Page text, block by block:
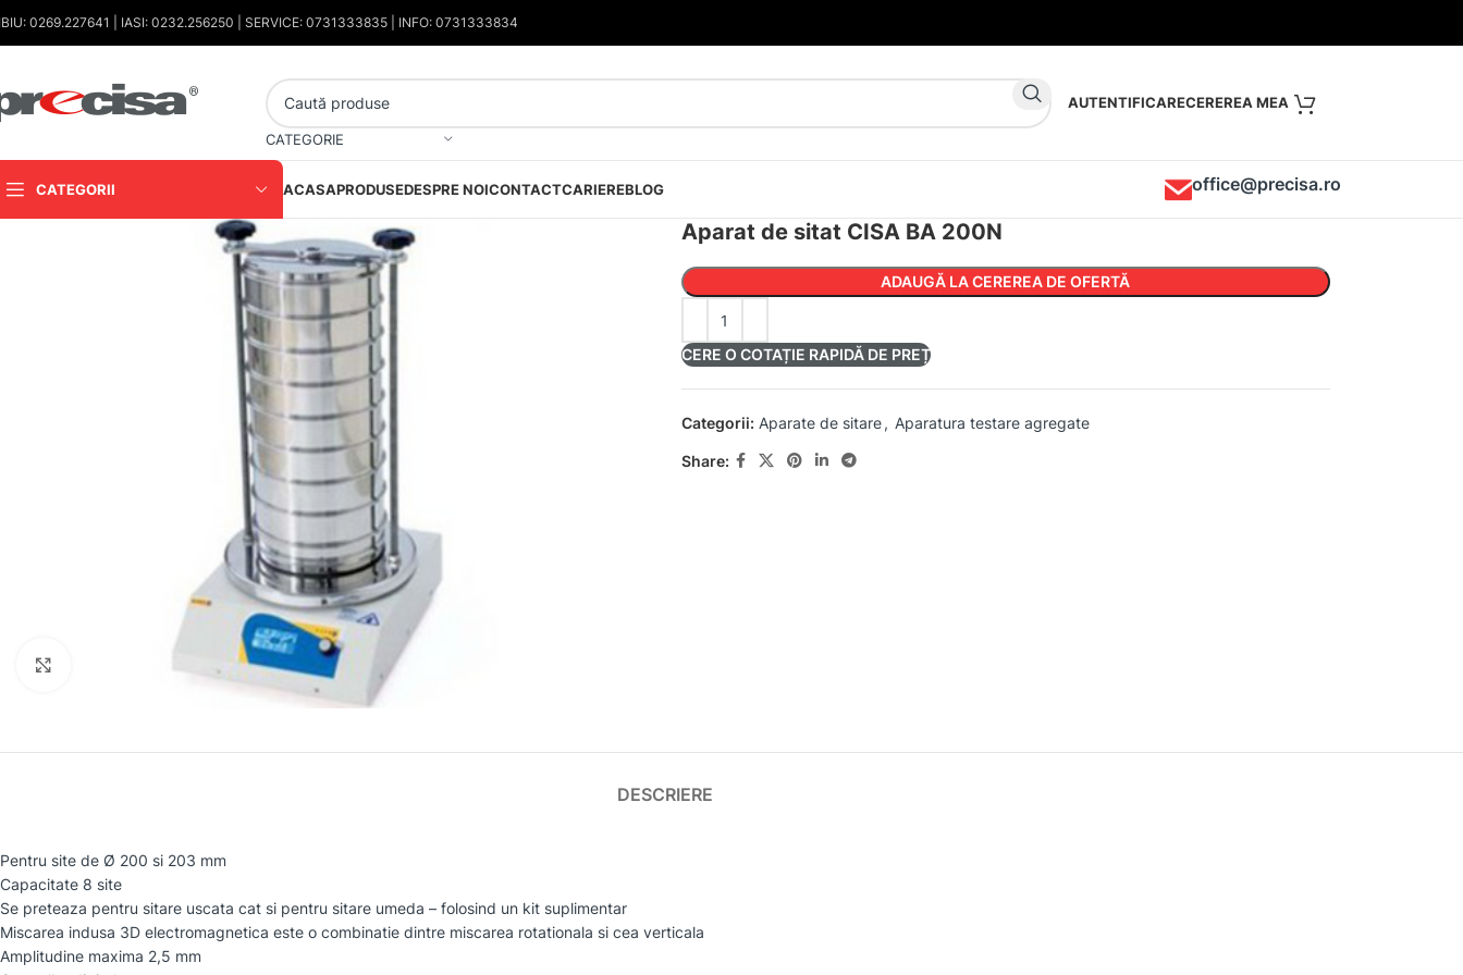
0269.227641 | IASI: 0232.256250 | SERVICE: 0731333835 | INFO: 0731333834
CATEGORIE
AUTENTIFICARE
CATEGORII ACASAPRODUSEDESPRE NOICONTACTCARIEREBLOG office@precisa.ro
Faceți clic pentru a mări
Aparat de sitat CISA BA 200N
ADAUGĂ LA CEREREA DE OFERTĂ
CERE O COTAȚIE RAPIDĂ DE PREȚ
Categorii: Aparate de sitare, Aparatura testare agregate
Share:
DESCRIERE
Pentru site de Ø 200 si 203 mm
Capacitate 8 site
Se preteaza pentru sitare uscata cat si pentru sitare umeda – folosind un kit suplimentar
Miscarea indusa 3D electromagnetica este o combinatie dintre miscarea rotationala si cea verticala
Amplitudine maxima 2,5 mm